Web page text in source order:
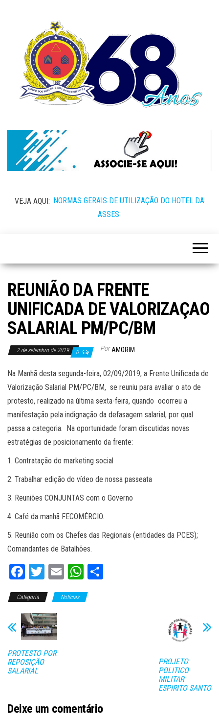
VEJA AQUI: NORMAS GERAIS DE UTILIZAÇÃO DO HOTEL DA
ASSES
REUNIÃO DA FRENTE
UNIFICADA DE VALORIZAÇAO
SALARIAL PM/PC/BM
2 de setembro de 2019 0 Por AMORIM
Na Manhã desta segunda-feira, 02/09/2019, a Frente Unificada de
Valorização Salarial PM/PC/BM, se reuniu para avaliar o ato de
protesto, realizado na última sexta-feira, quando ocorreu a
manifestação pela indignação da defasagem salarial, por qual
passa a categoria. Na oportunidade foram discutidas novas
estratégias de posicionamento da frente:
1. Contratação do marketing social
2. Trabalhar edição do vídeo de nossa passeata
3. Reuniões CONJUNTAS com o Governo
4. Café da manhã FECOMÉRCIO.
5. Reunião com os Chefes das Regionais (entidades da PCES);
Comandantes de Batalhões.
Fa
bo
ok
T
tt
er
E
ail
W
ts
Categoria Notícias
PROTESTO POR
REPOSIÇÃO
SALARIAL
PROJETO
POLITICO
MILITAR
ESPIRITO SANTO
Deixe um comentário